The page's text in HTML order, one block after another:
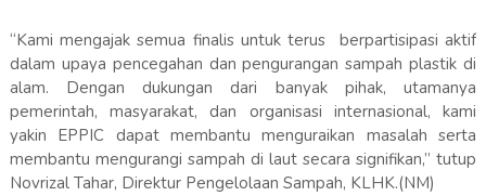
“Kami mengajak semua finalis untuk terus berpartisipasi aktif
dalam upaya pencegahan dan pengurangan sampah plastik di
alam. Dengan dukungan dari banyak pihak, utamanya
pemerintah, masyarakat, dan organisasi internasional, kami
yakin EPPIC dapat membantu menguraikan masalah serta
membantu mengurangi sampah di laut secara signifikan,” tutup
Novrizal Tahar, Direktur Pengelolaan Sampah, KLHK.(NM)